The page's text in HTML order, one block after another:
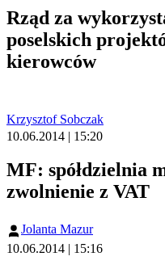
Rząd za
poselskich
kierowców
Krzysztof Sobczak
10.06.2014 | 15:20
MF: spółdzielnia
zwolnienie z VAT
Jolanta Mazur
10.06.2014 | 15:16